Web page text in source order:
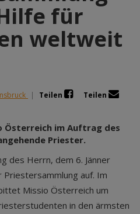
für
weltweit
| Teilen
Teilen
Österreich im Auftrag des
Priester.
des Herrn, dem 6. Jänner
auf. Im
Missio Österreich um
in den ärmsten